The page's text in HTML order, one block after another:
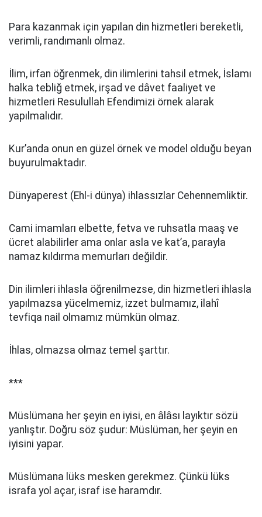
Para kazanmak için yapılan din hizmetleri bereketli,
verimli, randımanlı olmaz.
İlim, irfan öğrenmek, din ilimlerini tahsil etmek, İslamı
halka tebliğ etmek, irşad ve dâvet faaliyet ve
hizmetleri Resulullah Efendimizi örnek alarak
yapılmalıdır.
Kur’anda onun en güzel örnek ve model olduğu beyan
buyurulmaktadır.
Dünyaperest (Ehl-i dünya) ihlassızlar Cehennemliktir.
Cami imamları elbette, fetva ve ruhsatla maaş ve
ücret alabilirler ama onlar asla ve kat’a, parayla
namaz kıldırma memurları değildir.
Din ilimleri ihlasla öğrenilmezse, din hizmetleri ihlasla
yapılmazsa yücelmemiz, izzet bulmamız, ilahî
tevfiqa nail olmamız mümkün olmaz.
İhlas, olmazsa olmaz temel şarttır.
***
Müslümana her şeyin en iyisi, en âlâsı layıktır sözü
yanlıştır. Doğru söz şudur: Müslüman, her şeyin en
iyisini yapar.
Müslümana lüks mesken gerekmez. Çünkü lüks
israfa yol açar, israf ise haramdır.